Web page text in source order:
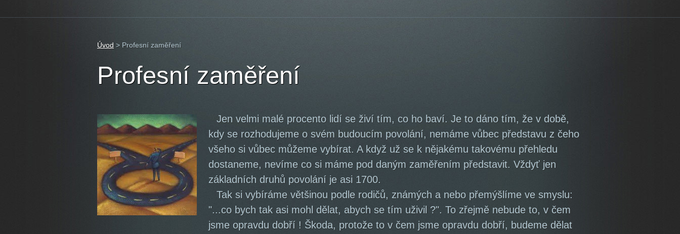
Úvod > Profesní zaměření
Profesní zaměření
Jen velmi malé procento lidí se živí tím, co ho baví. Je to dáno tím, že v době,
kdy se rozhodujeme o svém budoucím povolání, nemáme vůbec představu z čeho
všeho si vůbec můžeme vybírat. A když už se k nějakému takovému přehledu
dostaneme, nevíme co si máme pod daným zaměřením představit. Vždyť jen
základních druhů povolání je asi 1700.
Tak si vybíráme většinou podle rodičů, známých a nebo přemýšlíme ve smyslu:
"...co bych tak asi mohl dělat, abych se tím uživil ?". To zřejmě nebude to, v čem
jsme opravdu dobří ! Škoda, protože to v čem jsme opravdu dobří, budeme dělat